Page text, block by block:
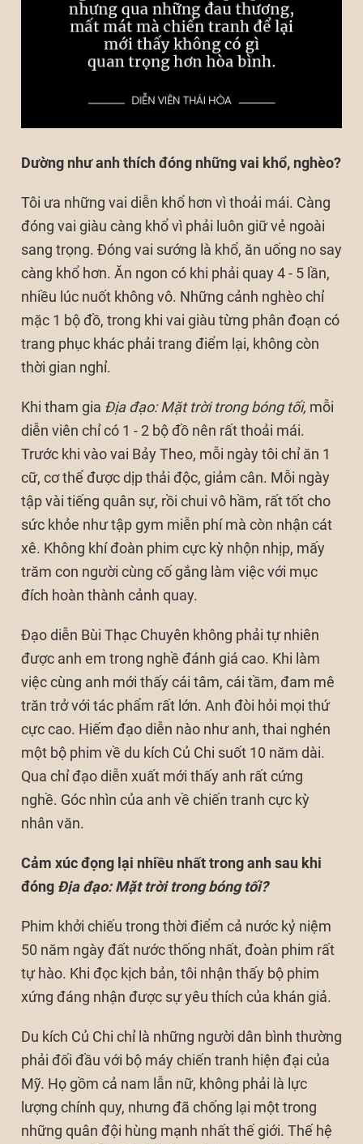
Dường như anh thích đóng những vai khổ, nghèo?
Tôi ưa những vai diễn khổ hơn vì thoải mái. Càng
đóng vai giàu càng khổ vì phải luôn giữ vẻ ngoài
sang trọng. Đóng vai sướng là khổ, ăn uống no say
càng khổ hơn. Ăn ngon có khi phải quay 4 - 5 lần,
nhiều lúc nuốt không vô. Những cảnh nghèo chỉ
mặc 1 bộ đồ, trong khi vai giàu từng phân đoạn có
trang phục khác phải trang điểm lại, không còn
thời gian nghỉ.
Khi tham gia Địa đạo: Mặt trời trong bóng tối, mỗi
diễn viên chỉ có 1 - 2 bộ đồ nên rất thoải mái.
Trước khi vào vai Bảy Theo, mỗi ngày tôi chỉ ăn 1
cữ, cơ thể được dịp thải độc, giảm cân. Mỗi ngày
tập vài tiếng quân sự, rồi chui vô hầm, rất tốt cho
sức khỏe như tập gym miễn phí mà còn nhận cát
xê. Không khí đoàn phim cực kỳ nhộn nhịp, mấy
trăm con người cùng cố gắng làm việc với mục
đích hoàn thành cảnh quay.
Đạo diễn Bùi Thạc Chuyên không phải tự nhiên
được anh em trong nghề đánh giá cao. Khi làm
việc cùng anh mới thấy cái tâm, cái tầm, đam mê
trăn trở với tác phẩm rất lớn. Anh đòi hỏi mọi thứ
cực cao. Hiếm đạo diễn nào như anh, thai nghén
một bộ phim về du kích Củ Chi suốt 10 năm dài.
Qua chỉ đạo diễn xuất mới thấy anh rất cứng
nghề. Góc nhìn của anh về chiến tranh cực kỳ
nhân văn.
Cảm xúc đọng lại nhiều nhất trong anh sau khi
đóng Địa đạo: Mặt trời trong bóng tối?
Phim khởi chiếu trong thời điểm cả nước kỷ niệm
50 năm ngày đất nước thống nhất, đoàn phim rất
tự hào. Khi đọc kịch bản, tôi nhận thấy bộ phim
xứng đáng nhận được sự yêu thích của khán giả.
Du kích Củ Chi chỉ là những người dân bình thường
phải đối đầu với bộ máy chiến tranh hiện đại của
Mỹ. Họ gồm cả nam lẫn nữ, không phải là lực
lượng chính quy, nhưng đã chống lại một trong
những quân đội hùng mạnh nhất thế giới. Thế hệ